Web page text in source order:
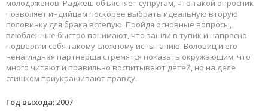
молодоженов. Раджеш объясняет супругам, что такой опросник
позволяет индийцам поскорее выбрать идеальную вторую
половинку для брака вслепую. Пройдя основные вопросы,
влюбленные быстро понимают, что зашли в тупик и напрасно
подвергли себя такому сложному испытанию. Воловиц и его
ненаглядная партнерша стремятся показать окружающим, что
много читают и правильно воспитывают детей, но на деле
слишком приукрашивают правду.
Год выхода:2007